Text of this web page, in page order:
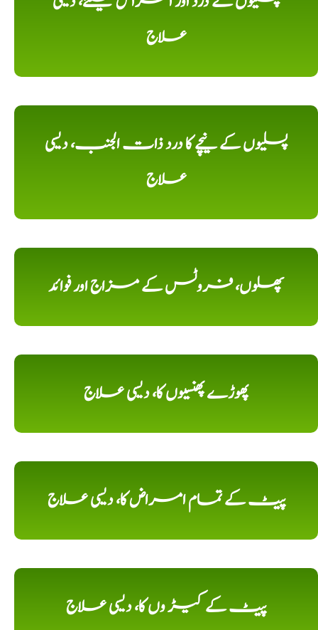
علاج
پسلیوں کے نیچے کا درد ذات الجنب، دیسی
علاج
پھلوں، فروٹس کے مزاج اور فوائد
پھوڑے پھنسیوں کا، دیسی علاج
پیٹ کے تمام امراض کا، دیسی علاج
پیٹ کے کیڑ وں کا، دیسی علاج